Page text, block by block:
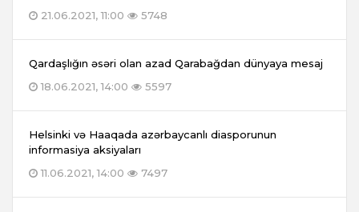
21.06.2021, 11:00
5748
Qardaşlığın əsəri olan azad Qarabağdan dünyaya mesaj
18.06.2021, 14:00
5597
Helsinki və Haaqada azərbaycanlı diasporunun
informasiya aksiyaları
11.06.2021, 14:00
7497